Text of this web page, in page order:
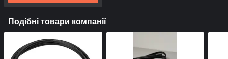
Подібні товари компанії